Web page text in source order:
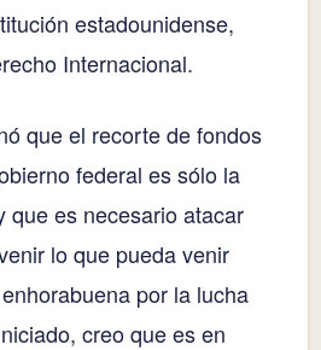
estadounidense,
Internacional.
que el recorte de fondos
federal es sólo la
que es necesario atacar
lo que pueda venir
por la lucha
creo que es en